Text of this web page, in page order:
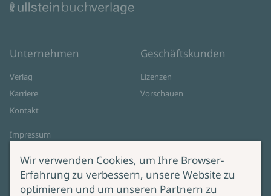
Unternehmen
Verlag
Karriere
Kontakt
Impressum
Cookie-Einstellungen
AGB Online Shop
Geschäftskunden
Lizenzen
Vorschauen
Wir verwenden Cookies, um Ihre Browser-
Erfahrung zu verbessern, unsere Website zu
optimieren und um unseren Partnern zu